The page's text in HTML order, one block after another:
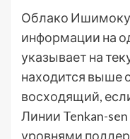
Облако Ишимоку
информации на
указывает на
находится выше
восходящий,
Линии Tenkan-
уровнями